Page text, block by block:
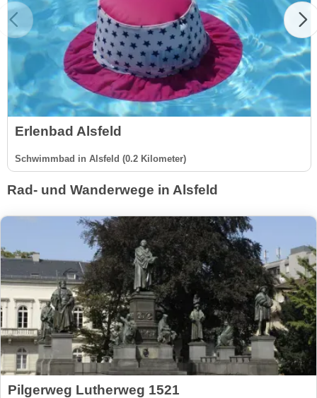
Erlenbad Alsfeld
Schwimmbad in Alsfeld (0.2 Kilometer)
Rad- und Wanderwege in Alsfeld
Pilgerweg Lutherweg 1521